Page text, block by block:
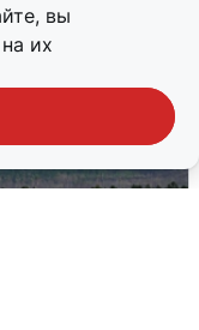
вы
на их